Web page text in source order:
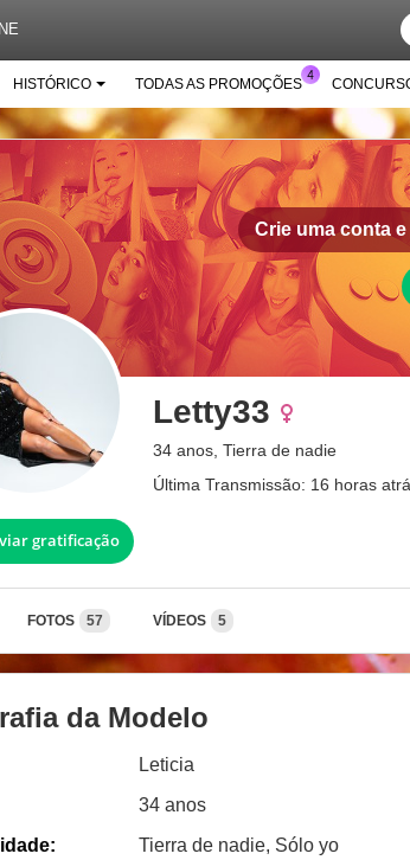
HISTÓRICO TODAS AS PROMOÇÕES
Crie uma conta
Letty33
34 anos, Tierra de nadie
Última Transmissão: 16 horas
gratificação
FOTOS 57 VÍDEOS 5
da Modelo
Leticia
34 anos
Tierra de nadie, Sólo yo